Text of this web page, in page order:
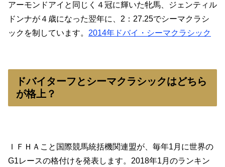
アーモンドアイと同じく４冠に輝いた牝馬、ジェンティル
ドンナが４歳になった翌年に、2：27.25でシーマクラシ
ックを制しています。 2014年ドバイ・シーマクラシック
ドバイターフとシーマクラシックはどちら
が格上？
ＩＦＨＡこと国際競馬統括機関連盟が、毎年1月に世界の
G1レースの格付けを発表します。2018年1月のランキン